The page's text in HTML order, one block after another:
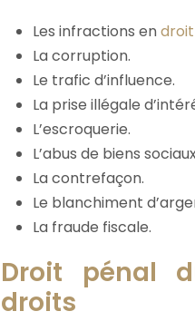
Les infractions en
La corruption.
Le trafic d’influence.
La prise illégale
L’escroquerie.
L’abus de biens
La contrefaçon.
Le blanchiment
La fraude fiscale.
Droit pénal
droits